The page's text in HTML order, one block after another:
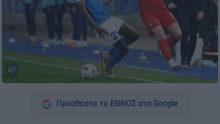
AP
Προσθέστε το ΕΘΝΟΣ στη Google